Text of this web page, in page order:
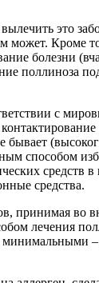
это
может. Кроме
болезни
поллиноза
с
бывает
способом
средств
средства.
принимая во
лечения
минимальными